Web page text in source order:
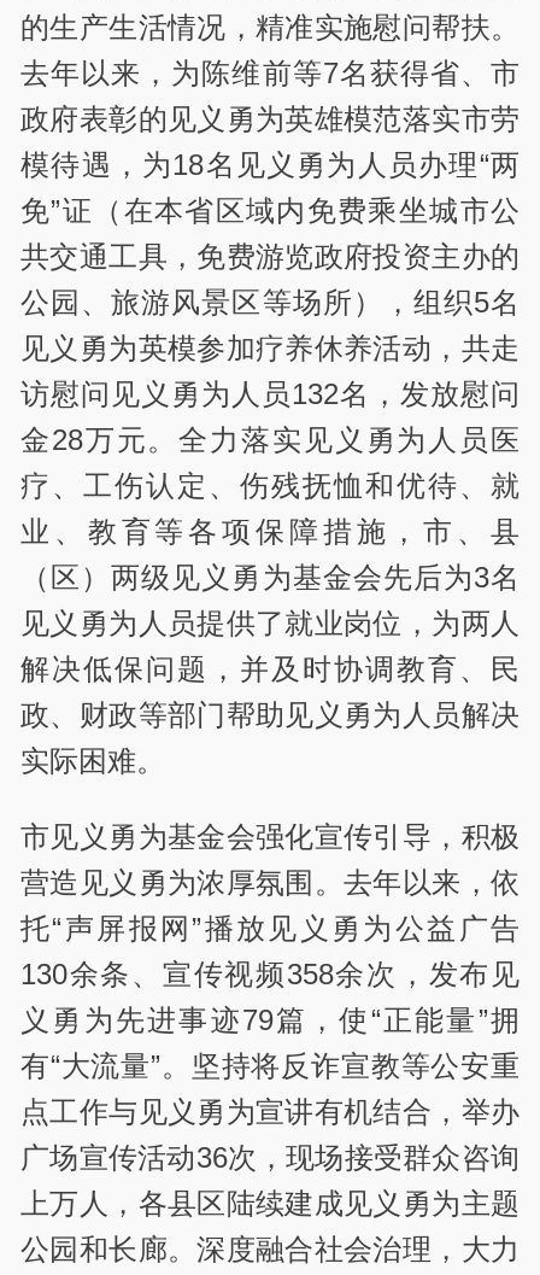
的生产生活情况，精准实施慰问帮扶。
去年以来，为陈维前等7名获得省、市
政府表彰的见义勇为英雄模范落实市劳
模待遇，为18名见义勇为人员办理“两
免”证（在本省区域内免费乘坐城市公
共交通工具，免费游览政府投资主办的
公园、旅游风景区等场所），组织5名
见义勇为英模参加疗养休养活动，共走
访慰问见义勇为人员132名，发放慰问
金28万元。全力落实见义勇为人员医
疗、工伤认定、伤残抚恤和优待、就
业、教育等各项保障措施，市、县
（区）两级见义勇为基金会先后为3名
见义勇为人员提供了就业岗位，为两人
解决低保问题，并及时协调教育、民
政、财政等部门帮助见义勇为人员解决
实际困难。
市见义勇为基金会强化宣传引导，积极
营造见义勇为浓厚氛围。去年以来，依
托“声屏报网”播放见义勇为公益广告
130余条、宣传视频358余次，发布见
义勇为先进事迹79篇，使“正能量”拥
有“大流量”。坚持将反诈宣教等公安重
点工作与见义勇为宣讲有机结合，举办
广场宣传活动36次，现场接受群众咨询
上万人，各县区陆续建成见义勇为主题
公园和长廊。深度融合社会治理，大力